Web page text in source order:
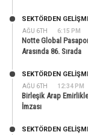
AĞU 6TH 6:15 PM
SEKTÖRDEN
Notte Global
Arasında 86. Sırada
AĞU 6TH 12:34 PM
SEKTÖRDEN
Birleşik Arap
İmzası
SEKTÖRDEN